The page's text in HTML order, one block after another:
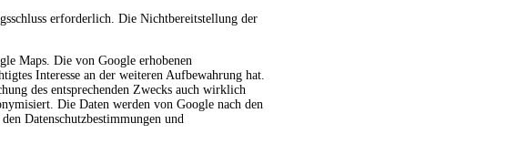
erforderlich. Die Nichtbereitstellung der
Maps. Die von Google erhobenen
Interesse an der weiteren Aufbewahrung hat.
des entsprechenden Zwecks auch wirklich
Die Daten werden von Google nach den
Datenschutzbestimmungen und